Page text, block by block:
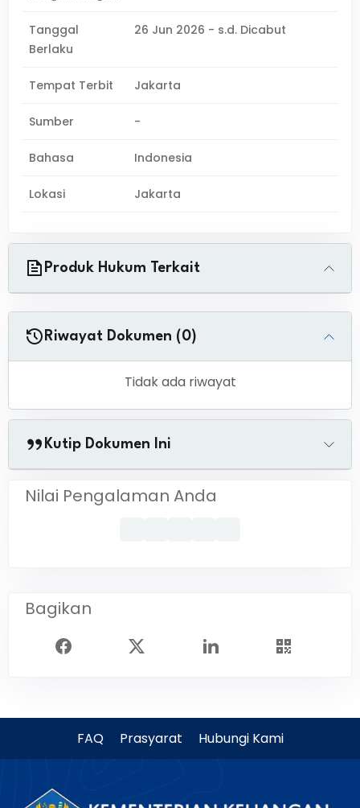
Tanggal
Berlaku
26 Jun 2026 - s.d. Dicabut
Tempat Terbit Jakarta
Sumber -
Bahasa Indonesia
Lokasi Jakarta
Produk Hukum Terkait
Riwayat Dokumen (0)
Tidak ada riwayat
Kutip Dokumen Ini
Nilai Pengalaman Anda
Bagikan
FAQ Prasyarat Hubungi Kami